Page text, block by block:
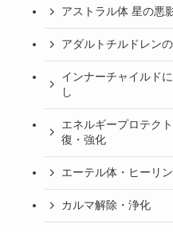
アストラル体 星の悪
アダルトチルドレン
インナーチャイルド
し
エネルギープロテク
復・強化
エーテル体・ヒーリ
カルマ解除・浄化